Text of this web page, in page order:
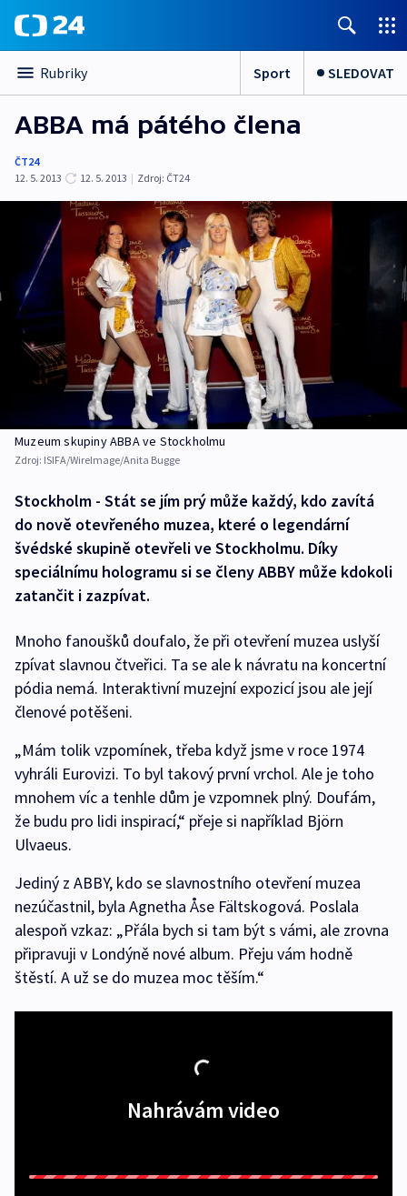
Rubriky Sport SLEDOVAT
ABBA má pátého člena
ČT24
12. 5. 2013
12. 5. 2013 | Zdroj: ČT24
Muzeum skupiny ABBA ve Stockholmu
Zdroj: ISIFA/WireImage/Anita Bugge
Stockholm - Stát se jím prý může každý, kdo zavítá
do nově otevřeného muzea, které o legendární
švédské skupině otevřeli ve Stockholmu. Díky
speciálnímu hologramu si se členy ABBY může kdokoli
zatančit i zazpívat.
Mnoho fanoušků doufalo, že při otevření muzea uslyší
zpívat slavnou čtveřici. Ta se ale k návratu na koncertní
pódia nemá. Interaktivní muzejní expozicí jsou ale její
členové potěšeni.
„Mám tolik vzpomínek, třeba když jsme v roce 1974
vyhráli Eurovizi. To byl takový první vrchol. Ale je toho
mnohem víc a tenhle dům je vzpomnek plný. Doufám,
že budu pro lidi inspirací,“ přeje si například Björn
Ulvaeus.
Jediný z ABBY, kdo se slavnostního otevření muzea
nezúčastnil, byla Agnetha Åse Fältskogová. Poslala
alespoň vzkaz: „Přála bych si tam být s vámi, ale zrovna
připravuji v Londýně nové album. Přeju vám hodně
štěstí. A už se do muzea moc těším.“
Nahrávám video